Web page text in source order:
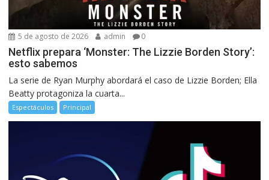
5 de agosto de 2026 admin 0
Netflix prepara ‘Monster: The Lizzie Borden Story’:
esto sabemos
La serie de Ryan Murphy abordará el caso de Lizzie Borden; Ella
Beatty protagoniza la cuarta...
Espectáculos Principal